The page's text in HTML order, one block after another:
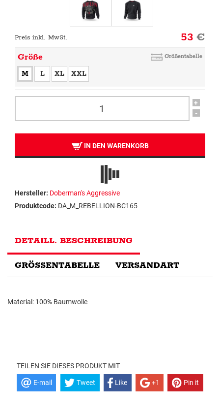
Preis inkl. MwSt. 53€
Größe Größentabelle
M L XL XXL
+
-
IN DEN WARENKORB
Hersteller: Doberman's Aggressive
Produktcode: DA_M_REBELLION-BC165
DETAILL. BESCHREIBUNG
GRÖSSENTABELLE VERSANDART
Material: 100% Baumwolle
TEILEN SIE DIESES PRODUKT MIT
E-mail Tweet Like +1 Pin it